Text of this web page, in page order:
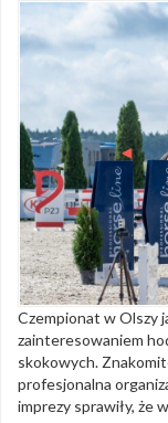
Czempionat w Olszy
zainteresowaniem
skokowych.
profesjonalna
imprezy sprawiły, że